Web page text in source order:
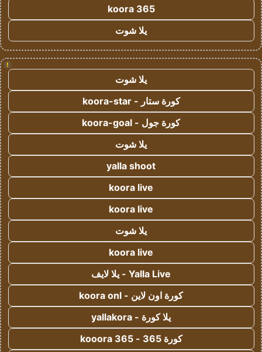
koora 365
يلا شوت
!
يلا شوت
كورة ستار - koora-star
كورة جول - koora-goal
يلا شوت
yalla shoot
koora live
koora live
يلا شوت
koora live
Yalla Live - يلا لايف
كورة اون لاين - koora onl
يلا كورة - yallakora
كورة 365 - kooora 365